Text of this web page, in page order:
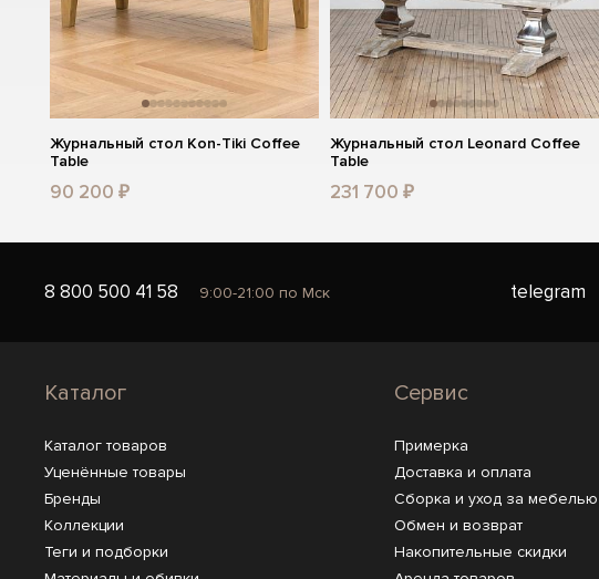
Журнальный стол Kon-Tiki Coffee
Table
90 200 ₽
Журнальный стол Leonard Coffee
Table
231 700 ₽
8 800 500 41 58 9:00-21:00 по Мск telegram
Каталог
Каталог товаров
Уценённые товары
Бренды
Коллекции
Теги и подборки
Сервис
Примерка
Доставка и оплата
Сборка и уход за мебелью
Обмен и возврат
Накопительные скидки